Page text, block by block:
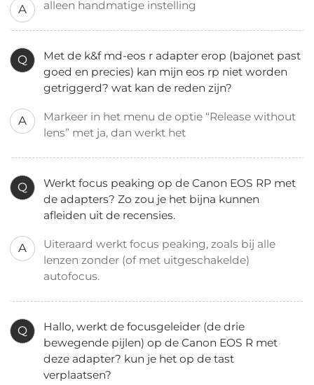
A alleen handmatige instelling
Q
Met de k&f md-eos r adapter erop (bajonet past
goed en precies) kan mijn eos rp niet worden
getriggerd? wat kan de reden zijn?
A
Markeer in het menu de optie “Release without
lens” met ja, dan werkt het
Q
Werkt focus peaking op de Canon EOS RP met
de adapters? Zo zou je het bijna kunnen
afleiden uit de recensies.
A
Uiteraard werkt focus peaking, zoals bij alle
lenzen zonder (of met uitgeschakelde)
autofocus.
Q
Hallo, werkt de focusgeleider (de drie
bewegende pijlen) op de Canon EOS R met
deze adapter? kun je het op de tast
verplaatsen?